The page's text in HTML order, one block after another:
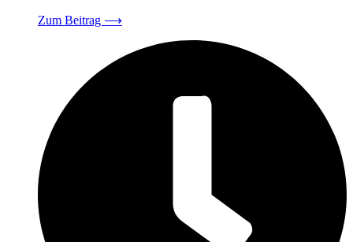
Zum Beitrag ⟶